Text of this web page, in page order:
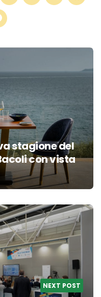
stagione del
con vista
NEXT POST